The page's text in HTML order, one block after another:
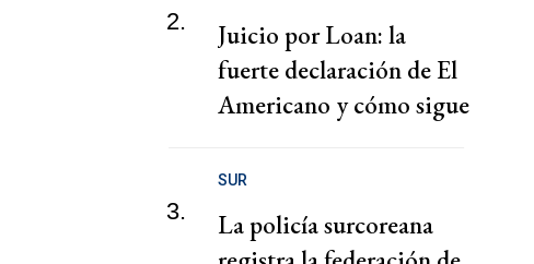
2.
Juicio por Loan: la
fuerte declaración de El
Americano y cómo sigue
3.
SUR
La policía surcoreana